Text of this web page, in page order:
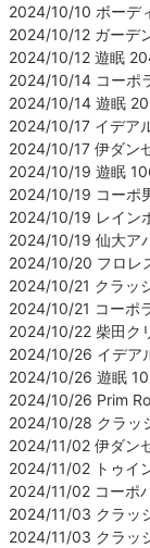
2024/10/10 ボーデ
2024/10/12 ガーデ
2024/10/12 遊眠
2024/10/14 コーポ
2024/10/14 遊眠
2024/10/17 イデア
2024/10/17 伊ダン
2024/10/19 遊眠
2024/10/19 コーポ
2024/10/19 レイン
2024/10/19 仙大ア
2024/10/20 フロレ
2024/10/21 クラッ
2024/10/21 コーポ
2024/10/22 柴田ク
2024/10/26 イデア
2024/10/26 遊眠
2024/10/26 Prim
2024/10/28 クラッ
2024/11/02 伊ダン
2024/11/02 トゥイ
2024/11/02 コーポ
2024/11/03 クラッ
2024/11/03 クラッ